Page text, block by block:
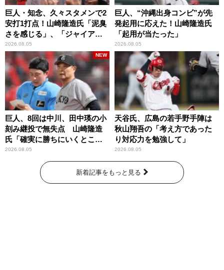
巨人・知念、久々スタメンで2
安打1打点！山崎隆造氏「泥臭
さを感じる」、「ジャイアン
ツには少ないタイプ」
2026.08.05
巨人、“沖縄出身コンビ”が先
発起用に応えた！山崎隆造氏
「起用が当たった」
2026.08.05
巨人、8回は中川、田中瑛の小
刻み継投で無失点 山崎隆造
氏「確実に勝ちにいくとこ
ろ」
2026.08.05
NEW
天谷氏、広島の若手野手陣は
秋山翔吾の「考え方であった
り対応力を勉強して」
2026.08.05
新着記事をもっと見る